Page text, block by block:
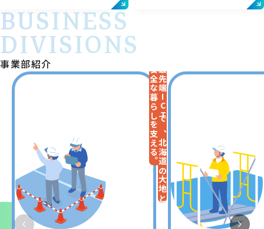
事業部紹介
BUSINESS
DIVISIONS
最先端ICTで、北海道の大地と
安全な暮らしを支える。